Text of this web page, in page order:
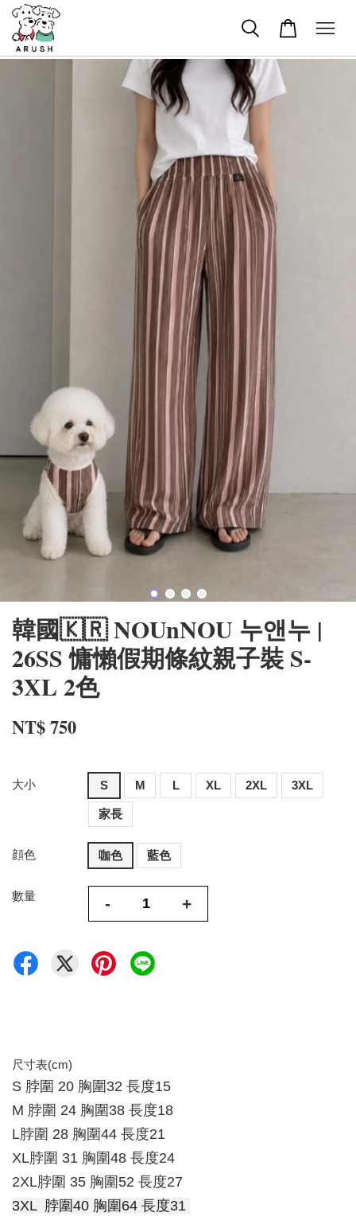
韓國🇰🇷 NOUnNOU 누앤누 |
26SS 慵懶假期條紋親子裝 S-
3XL 2色
NT$ 750
大小 S M L XL 2XL 3XL
家長
顔色 咖色 藍色
數量 - +
尺寸表(cm)
S 脖圍 20 胸圍32 長度15
M 脖圍 24 胸圍38 長度18
L脖圍 28 胸圍44 長度21
XL脖圍 31 胸圍48 長度24
2XL脖圍 35 胸圍52 長度27
3XL 脖圍40 胸圍64 長度31